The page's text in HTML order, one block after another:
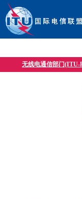
无线电通信部门(ITU-